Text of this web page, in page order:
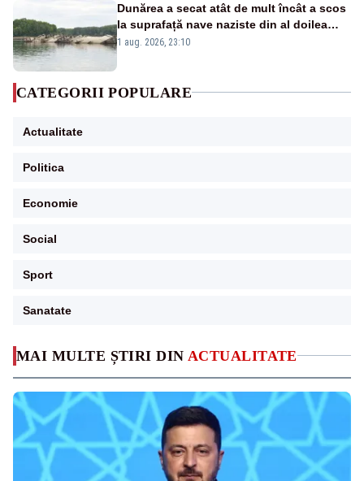
MAI MULTE ȘTIRI DIN ACTUALITATE
Dunărea a secat atât de mult încât a scos
la suprafață nave naziste din al doilea
război mondial
1 aug. 2026, 23:10
CATEGORII POPULARE
Actualitate
Politica
Economie
Social
Sport
Sanatate